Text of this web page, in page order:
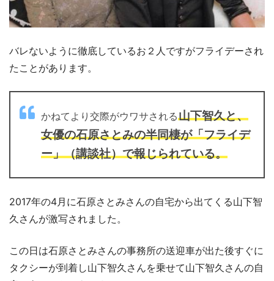
バレないように徹底しているお２人ですがフライデーされ
たことがあります。
かねてより交際がウワサされる山下智久と、
女優の石原さとみの半同棲が「フライデ
ー」（講談社）で報じられている。
2017年の4月に石原さとみさんの自宅から出てくる山下智
久さんが激写されました。
この日は石原さとみさんの事務所の送迎車が出た後すぐに
タクシーが到着し山下智久さんを乗せて山下智久さんの自